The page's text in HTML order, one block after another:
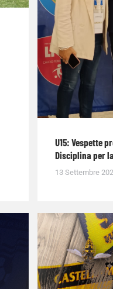
U15: Vespette
Disciplina per
13 Settembre